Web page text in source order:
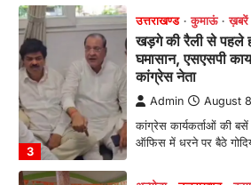
3
4
अल्मोड़ा उत्तराखण्ड
मानिला देवी मंदिर में
दिवस धूमधाम से मनाया
राज्य मंत्री कैलाश पंत
Admin August
रानीखेत। मानिला देवी